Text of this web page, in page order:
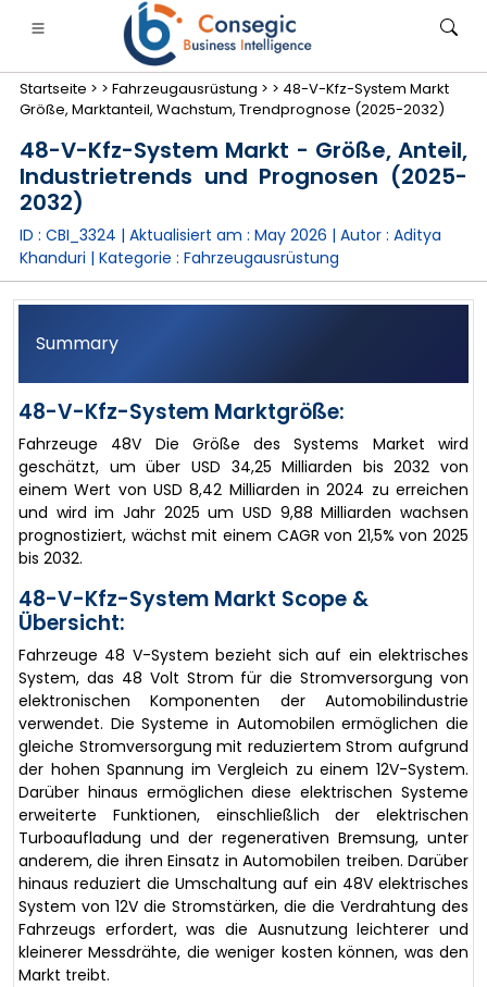
Finanzdienstleistungen und Versicherungen
• Fallstudien
Startseite > > Fahrzeugausrüstung > > 48-V-Kfz-System Markt
Größe, Marktanteil, Wachstum, Trendprognose (2025-2032)
48-V-Kfz-System Markt - Größe, Anteil,
Industrietrends und Prognosen (2025-
2032)
ID : CBI_3324 | Aktualisiert am : May 2026 | Autor : Aditya
Khanduri | Kategorie : Fahrzeugausrüstung
Summary
48-V-Kfz-System Marktgröße:
Fahrzeuge 48V Die Größe des Systems Market wird
geschätzt, um über USD 34,25 Milliarden bis 2032 von
einem Wert von USD 8,42 Milliarden in 2024 zu erreichen
und wird im Jahr 2025 um USD 9,88 Milliarden wachsen
prognostiziert, wächst mit einem CAGR von 21,5% von 2025
bis 2032.
48-V-Kfz-System Markt Scope &
Übersicht:
Fahrzeuge 48 V-System bezieht sich auf ein elektrisches
System, das 48 Volt Strom für die Stromversorgung von
elektronischen Komponenten der Automobilindustrie
verwendet. Die Systeme in Automobilen ermöglichen die
gleiche Stromversorgung mit reduziertem Strom aufgrund
der hohen Spannung im Vergleich zu einem 12V-System.
Darüber hinaus ermöglichen diese elektrischen Systeme
erweiterte Funktionen, einschließlich der elektrischen
Turboaufladung und der regenerativen Bremsung, unter
anderem, die ihren Einsatz in Automobilen treiben. Darüber
hinaus reduziert die Umschaltung auf ein 48V elektrisches
System von 12V die Stromstärken, die die Verdrahtung des
Fahrzeugs erfordert, was die Ausnutzung leichterer und
kleinerer Messdrähte, die weniger kosten können, was den
Markt treibt.